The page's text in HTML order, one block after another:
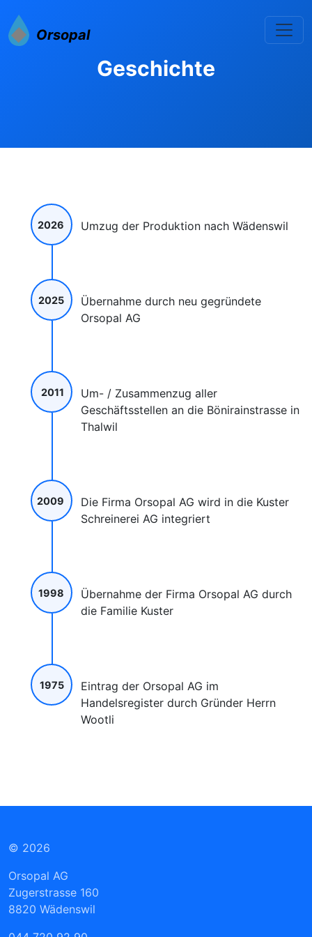
Orsopal
Geschichte
2026 Umzug der Produktion nach Wädenswil
2025
Übernahme durch neu gegründete
Orsopal AG
2011
Um- / Zusammenzug aller
Geschäftsstellen an die Bönirainstrasse in
Thalwil
2009
Die Firma Orsopal AG wird in die Kuster
Schreinerei AG integriert
1998
Übernahme der Firma Orsopal AG durch
die Familie Kuster
1975
Eintrag der Orsopal AG im
Handelsregister durch Gründer Herrn
Wootli
© 2026
Orsopal AG
Zugerstrasse 160
8820 Wädenswil